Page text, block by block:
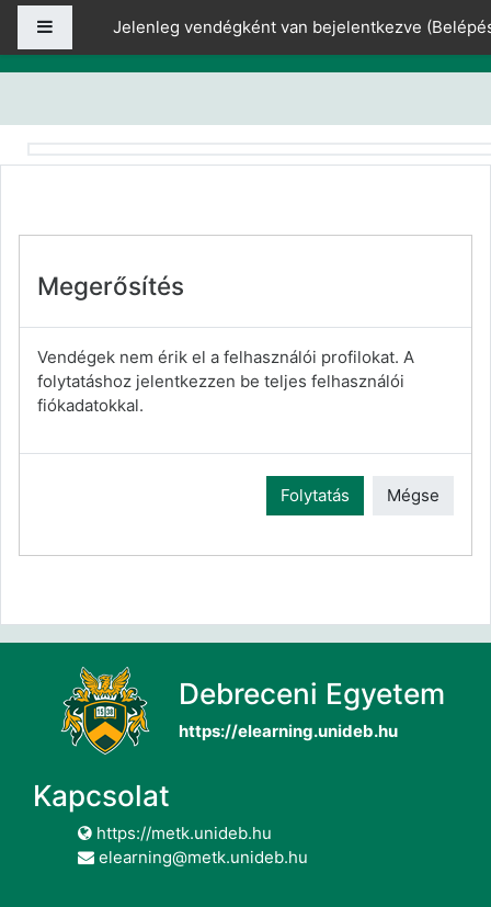
Tovább a fő tartalomhoz
OldalpanelJelenleg vendégként van bejelentkezve (
Megerősítés
Vendégek nem érik el a felhasználói profilokat. A
folytatáshoz jelentkezzen be teljes felhasználói
fiókadatokkal.
Folytatás Mégse
Debreceni Egyetem
https://elearning.unideb.hu
Kapcsolat
https://metk.unideb.hu
elearning@metk.unideb.hu